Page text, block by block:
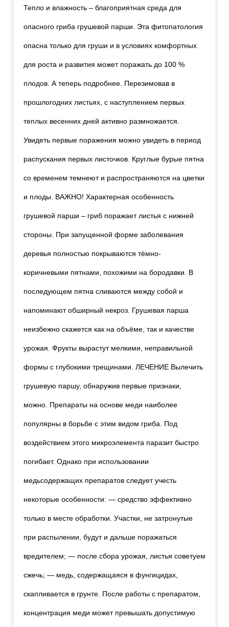
Тепло и влажность – благоприятная среда для
опасного гриба грушевой парши. Эта фитопатология
опасна только для груши и в условиях комфортных
для роста и развития может поражать до 100 %
плодов. А теперь подробнее. Перезимовав в
прошлогодних листьях, с наступлением первых
теплых весенних дней активно размножается.
Увидеть первые поражения можно увидеть в период
распускания первых листочков. Круглые бурые пятна
со временем темнеют и распространяются на цветки
и плоды. ВАЖНО! Характерная особенность
грушевой парши – гриб поражает листья с нижней
стороны. При запущенной форме заболевания
деревья полностью покрываются тёмно-
коричневыми пятнами, похожими на бородавки. В
последующем пятна сливаются между собой и
напоминают обширный некроз. Грушевая парша
неизбежно скажется как на объёме, так и качестве
урожая. Фрукты вырастут мелкими, неправильной
формы с глубокими трещинами. ЛЕЧЕНИЕ Вылечить
грушевую паршу, обнаружив первые признаки,
можно. Препараты на основе меди наиболее
популярны в борьбе с этим видом гриба. Под
воздействием этого микроэлемента паразит быстро
погибает. Однако при использовании
медьсодержащих препаратов следует учесть
некоторые особенности: — средство эффективно
только в месте обработки. Участки, не затронутые
при распылении, будут и дальше поражаться
вредителем; — после сбора урожая, листья советуем
сжечь; — медь, содержащаяся в фунгицидах,
скапливается в грунте. После работы с препаратом,
концентрация меди может превышать допустимую